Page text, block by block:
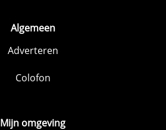
Algemeen
Adverteren
Colofon
Mijn omgeving